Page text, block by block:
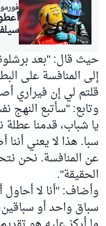
حيث قال: "بعد
إلى المنافسة على
قلتم لي إن فيراري
وتابع: "سأتبع
يا شباب، قدمنا عطلة
سبا. هذا لا يعني أننا
عن المنافسة. نحن
الحقيقة".
وأضاف: "أنا لا
سباق واحد أو